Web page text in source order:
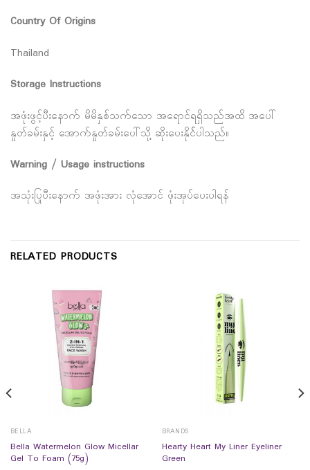
Country Of Origins
Thailand
Storage Instructions
အဖုံးဖွင့်ပီးနောက် မိမိနှစ်သက်သော အရောင်ရရှိသည်အထိ အပေါ်
နှုတ်ခမ်းနှင့် အောက်နှုတ်ခမ်းပေါ်သို့ ဆိုးပေးနိုင််ပါသည်။
Warning / Usage instructions
အသုံးပြုပီးနောက် အဖုံးအား လုံအောင် ဖုံးအုပ်ပေးပါရန်
RELATED PRODUCTS
BELLA
Bella Watermelon Glow Micellar
Gel To Foam (75g)
BRANDS
Hearty Heart My Liner Eyeliner
Green